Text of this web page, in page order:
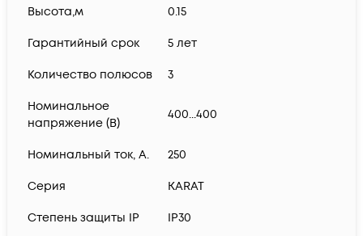
Высота,м 0.15
Гарантийный срок 5 лет
Количество полюсов 3
Номинальное
напряжение (В)
400...400
Номинальный ток, А. 250
Серия KARAT
Степень защиты IP IP30